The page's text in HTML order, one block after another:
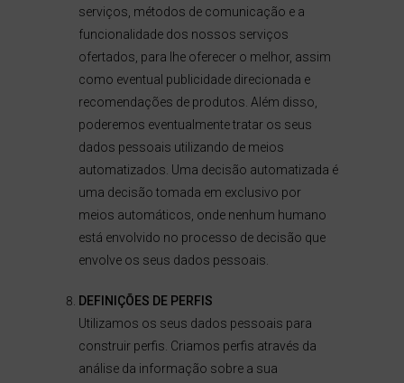
serviços, métodos de comunicação e a
funcionalidade dos nossos serviços
ofertados, para lhe oferecer o melhor, assim
como eventual publicidade direcionada e
recomendações de produtos. Além disso,
poderemos eventualmente tratar os seus
dados pessoais utilizando de meios
automatizados. Uma decisão automatizada é
uma decisão tomada em exclusivo por
meios automáticos, onde nenhum humano
está envolvido no processo de decisão que
envolve os seus dados pessoais.
DEFINIÇÕES DE PERFIS
Utilizamos os seus dados pessoais para
construir perfis. Criamos perfis através da
análise da informação sobre a sua